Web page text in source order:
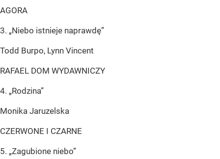
AGORA
3. „Niebo istnieje naprawdę”
Todd Burpo, Lynn Vincent
RAFAEL DOM WYDAWNICZY
4. „Rodzina”
Monika Jaruzelska
CZERWONE I CZARNE
5. „Zagubione niebo”